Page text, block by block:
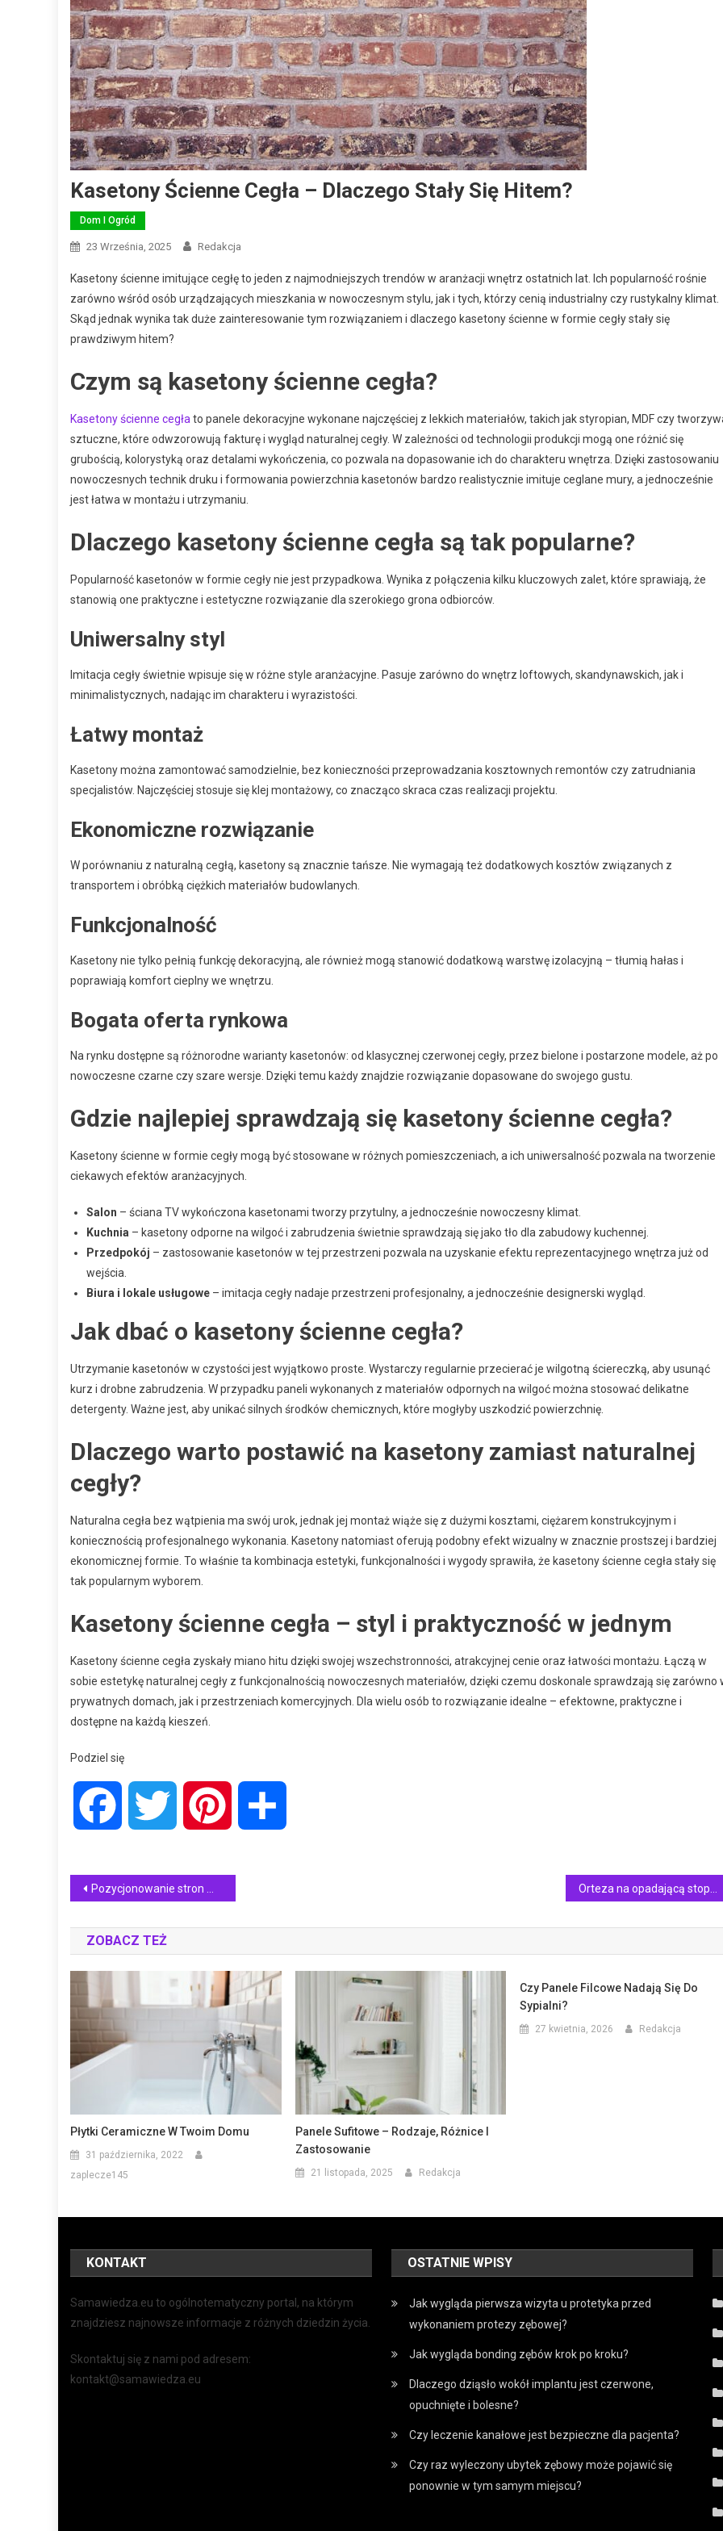
Kasetony Ścienne Cegła – Dlaczego Stały Się Hitem?
Dom I Ogród
23 Września, 2025 Redakcja
Kasetony ścienne imitujące cegłę to jeden z najmodniejszych trendów w aranżacji wnętrz ostatnich lat. Ich popularność rośnie
zarówno wśród osób urządzających mieszkania w nowoczesnym stylu, jak i tych, którzy cenią industrialny czy rustykalny klimat.
Skąd jednak wynika tak duże zainteresowanie tym rozwiązaniem i dlaczego kasetony ścienne w formie cegły stały się
prawdziwym hitem?
Czym są kasetony ścienne cegła?
Kasetony ścienne cegła to panele dekoracyjne wykonane najczęściej z lekkich materiałów, takich jak styropian, MDF czy
sztuczne, które odwzorowują fakturę i wygląd naturalnej cegły. W zależności od technologii produkcji mogą one różnić się
grubością, kolorystyką oraz detalami wykończenia, co pozwala na dopasowanie ich do charakteru wnętrza. Dzięki zastosowaniu
nowoczesnych technik druku i formowania powierzchnia kasetonów bardzo realistycznie imituje ceglane mury, a jednocześnie
jest łatwa w montażu i utrzymaniu.
Dlaczego kasetony ścienne cegła są tak popularne?
Popularność kasetonów w formie cegły nie jest przypadkowa. Wynika z połączenia kilku kluczowych zalet, które sprawiają, że
stanowią one praktyczne i estetyczne rozwiązanie dla szerokiego grona odbiorców.
Uniwersalny styl
Imitacja cegły świetnie wpisuje się w różne style aranżacyjne. Pasuje zarówno do wnętrz loftowych, skandynawskich, jak i
minimalistycznych, nadając im charakteru i wyrazistości.
Łatwy montaż
Kasetony można zamontować samodzielnie, bez konieczności przeprowadzania kosztownych remontów czy zatrudniania
specjalistów. Najczęściej stosuje się klej montażowy, co znacząco skraca czas realizacji projektu.
Ekonomiczne rozwiązanie
W porównaniu z naturalną cegłą, kasetony są znacznie tańsze. Nie wymagają też dodatkowych kosztów związanych z
transportem i obróbką ciężkich materiałów budowlanych.
Funkcjonalność
Kasetony nie tylko pełnią funkcję dekoracyjną, ale również mogą stanowić dodatkową warstwę izolacyjną – tłumią hałas i
poprawiają komfort cieplny we wnętrzu.
Bogata oferta rynkowa
Na rynku dostępne są różnorodne warianty kasetonów: od klasycznej czerwonej cegły, przez bielone i postarzone modele, aż po
nowoczesne czarne czy szare wersje. Dzięki temu każdy znajdzie rozwiązanie dopasowane do swojego gustu.
Gdzie najlepiej sprawdzają się kasetony ścienne cegła?
Kasetony ścienne w formie cegły mogą być stosowane w różnych pomieszczeniach, a ich uniwersalność pozwala na tworzenie
ciekawych efektów aranżacyjnych.
Salon – ściana TV wykończona kasetonami tworzy przytulny, a jednocześnie nowoczesny klimat.
Kuchnia – kasetony odporne na wilgoć i zabrudzenia świetnie sprawdzają się jako tło dla zabudowy kuchennej.
Przedpokój – zastosowanie kasetonów w tej przestrzeni pozwala na uzyskanie efektu reprezentacyjnego wnętrza już od
wejścia.
Biura i lokale usługowe – imitacja cegły nadaje przestrzeni profesjonalny, a jednocześnie designerski wygląd.
Jak dbać o kasetony ścienne cegła?
Utrzymanie kasetonów w czystości jest wyjątkowo proste. Wystarczy regularnie przecierać je wilgotną ściereczką, aby usunąć
kurz i drobne zabrudzenia. W przypadku paneli wykonanych z materiałów odpornych na wilgoć można stosować delikatne
detergenty. Ważne jest, aby unikać silnych środków chemicznych, które mogłyby uszkodzić powierzchnię.
Dlaczego warto postawić na kasetony zamiast naturalnej
cegły?
Naturalna cegła bez wątpienia ma swój urok, jednak jej montaż wiąże się z dużymi kosztami, ciężarem konstrukcyjnym i
koniecznością profesjonalnego wykonania. Kasetony natomiast oferują podobny efekt wizualny w znacznie prostszej i bardziej
ekonomicznej formie. To właśnie ta kombinacja estetyki, funkcjonalności i wygody sprawiła, że kasetony ścienne cegła stały się
tak popularnym wyborem.
Kasetony ścienne cegła – styl i praktyczność w jednym
Kasetony ścienne cegła zyskały miano hitu dzięki swojej wszechstronności, atrakcyjnej cenie oraz łatwości montażu. Łączą w
sobie estetykę naturalnej cegły z funkcjonalnością nowoczesnych materiałów, dzięki czemu doskonale sprawdzają się zarówno
prywatnych domach, jak i przestrzeniach komercyjnych. Dla wielu osób to rozwiązanie idealne – efektowne, praktyczne i
dostępne na każdą kieszeń.
Podziel się
Facebook Twitter Pinterest
Nawigacja
wpisu
Pozycjonowanie stron w Piekarach Śląskich – najnowsze trendy 2025
ZOBACZ TEŻ
Płytki Ceramiczne W Twoim Domu
31 października, 2022
zaplecze145
Panele Sufitowe – Rodzaje, Różnice I
Zastosowanie
21 listopada, 2025 Redakcja
Czy Panele Filcowe Nadają Się Do
Sypialni?
27 kwietnia, 2026 Redakcja
KONTAKT
Samawiedza.eu to ogólnotematyczny portal, na którym
znajdziesz najnowsze informacje z różnych dziedzin życia.
Skontaktuj się z nami pod adresem:
kontakt@samawiedza.eu
OSTATNIE WPISY
Jak wygląda pierwsza wizyta u protetyka przed
wykonaniem protezy zębowej?
Jak wygląda bonding zębów krok po kroku?
Dlaczego dziąsło wokół implantu jest czerwone,
opuchnięte i bolesne?
Czy leczenie kanałowe jest bezpieczne dla pacjenta?
Czy raz wyleczony ubytek zębowy może pojawić się
ponownie w tym samym miejscu?